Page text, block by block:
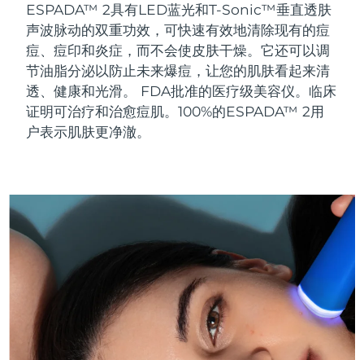
ESPADA™ 2具有LED蓝光和T-Sonic™垂直透肤
声波脉动的双重功效，可快速有效地清除现有的痘
痘、痘印和炎症，而不会使皮肤干燥。它还可以调
节油脂分泌以防止未来爆痘，让您的肌肤看起来清
透、健康和光滑。
FDA批准的医疗级美容仪。临床
证明可治疗和治愈痘肌。100%的ESPADA™ 2用
户表示肌肤更净澈。
面部清洁
LUNA™ 4 套装
Anti-aging massage
LUNA™ 4 Plus
LUNA™ 4 Men
For men, anti-aging massage
LUNA™ 4 mini
For young skin, T-zone
紧致提拉
BEAR™ 2 套装
Microcurrent toning
BEAR™ 2 go
BEAR™ 2 eyes & lips
Microcurrent line smoothing device
面部提拉护理
Premium anti-aging skincare
补水保湿
Near-infrared and red light therapy
UFO™ 3 mini
Red light therapy device for young skin
issa™ 4 plus
Smart hybrid silicone sonic toothbrush
issa™ 4 smile
Hybrid silicone sonic toothbrush
FAQ™ 101
Clinical anti-aging
LED治疗
NEW
FAQ™ 201
LED mask
NEW
比利时 预计送达日期8/10/26
百慕大 预计送达日期8/16/26
波斯尼亚和黑塞哥维那 预计送达日期 8/13/26
加拿大 预计送达日期 8/14/26
智利 预计送达日期 8/14/26
中国 预计送达日期8/10/26
哥伦比亚 预计送达日期